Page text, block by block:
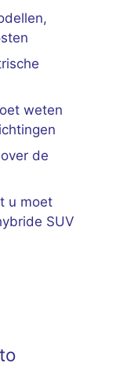
weten
de
u moet
SUV